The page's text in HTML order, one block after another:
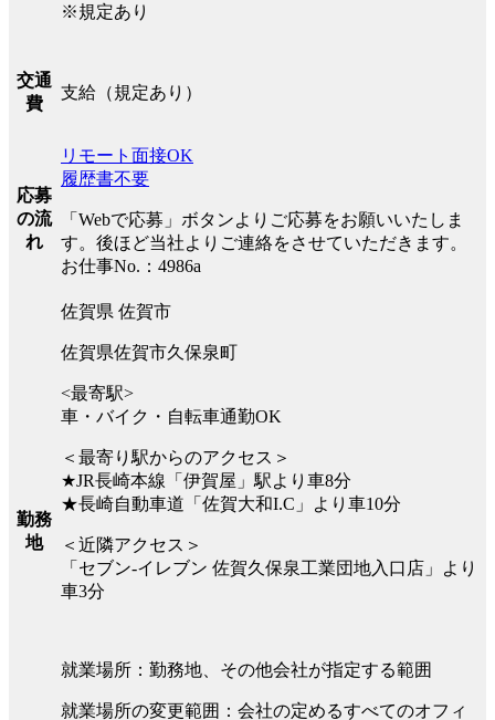
※規定あり
交通
費
支給（規定あり）
応募
の流
れ
リモート面接OK
履歴書不要
「Webで応募」ボタンよりご応募をお願いいたしま
す。後ほど当社よりご連絡をさせていただきます。
お仕事No.：4986a
勤務
地
佐賀県 佐賀市
佐賀県佐賀市久保泉町
<最寄駅>
車・バイク・自転車通勤OK
＜最寄り駅からのアクセス＞
★JR長崎本線「伊賀屋」駅より車8分
★長崎自動車道「佐賀大和I.C」より車10分
＜近隣アクセス＞
「セブン-イレブン 佐賀久保泉工業団地入口店」より
車3分
就業場所：勤務地、その他会社が指定する範囲
就業場所の変更範囲：会社の定めるすべてのオフィ